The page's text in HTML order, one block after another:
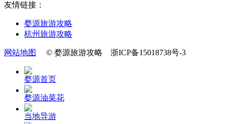
友情链接：
婺源旅游攻略
杭州旅游攻略
网站地图 © 婺源旅游攻略 浙ICP备15018738号-3
婺源首页
婺源油菜花
当地导游